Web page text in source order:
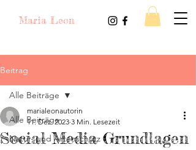
Maria Leon
Beitrag
Alle Beiträge
Natur- und Artenschutz
Alle Beiträge
Social Media Grundlagen
marialeonautorin
11. Dez. 2023 3 Min. Lesezeit